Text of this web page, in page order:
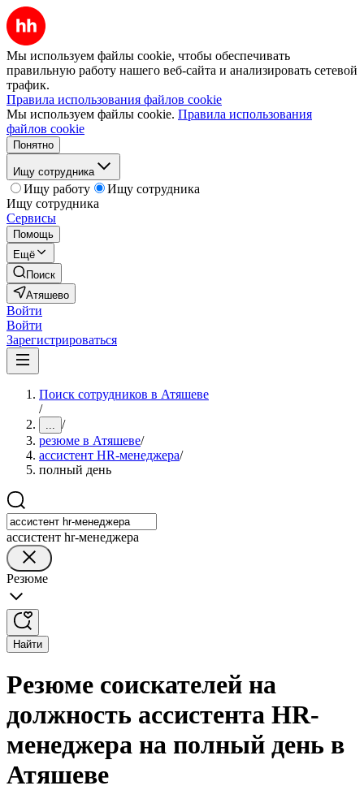
Мы используем файлы cookie, чтобы обеспечивать
правильную работу нашего веб-сайта и анализировать сетевой
трафик.
Правила использования файлов cookie
Мы используем файлы cookie. Правила использования
файлов cookie
Понятно
Ищу сотрудника
Ищу работу
Ищу сотрудника
Ищу сотрудника
Сервисы
Помощь
Ещё
Поиск
Атяшево
Войти
Войти
Зарегистрироваться
Поиск сотрудников в Атяшеве
/
... /
резюме в Атяшеве/
ассистент HR-менеджера/
полный день
ассистент hr-менеджера
Резюме
Найти
Резюме соискателей на
должность ассистента HR-
менеджера на полный день в
Атяшеве